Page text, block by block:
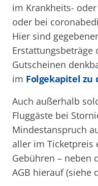
im Krankheits-
oder bei
Hier sind
Erstattungsbeträge
Gutscheinen
im Folgekapitel zu
Auch außerhalb
Fluggäste bei
Mindestanspruch
aller im Ticketpreis
Gebühren – neben
AGB hierauf (siehe